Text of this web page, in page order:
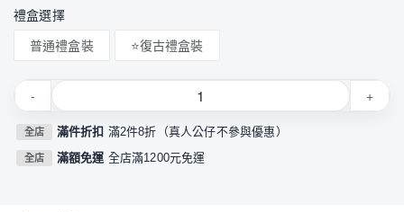
禮盒選擇
普通禮盒裝 ⭐復古禮盒裝
- +
全店 滿件折扣 滿2件8折（真人公仔不參與優惠）
全店 滿額免運 全店滿1200元免運